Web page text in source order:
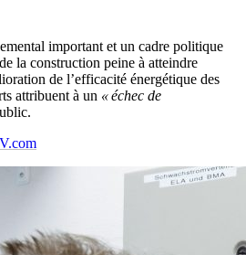
important et un cadre politique
la construction peine à atteindre
de l’efficacité énergétique des
attribuent à un « échec de